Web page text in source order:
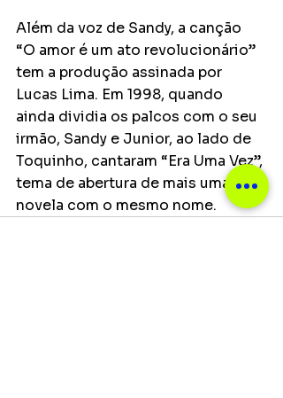
Além da voz de Sandy, a canção
“O amor é um ato revolucionário”
tem a produção assinada por
Lucas Lima. Em 1998, quando
ainda dividia os palcos com o seu
irmão, Sandy e Junior, ao lado de
Toquinho, cantaram “Era Uma Vez”,
tema de abertura de mais uma
novela com o mesmo nome.